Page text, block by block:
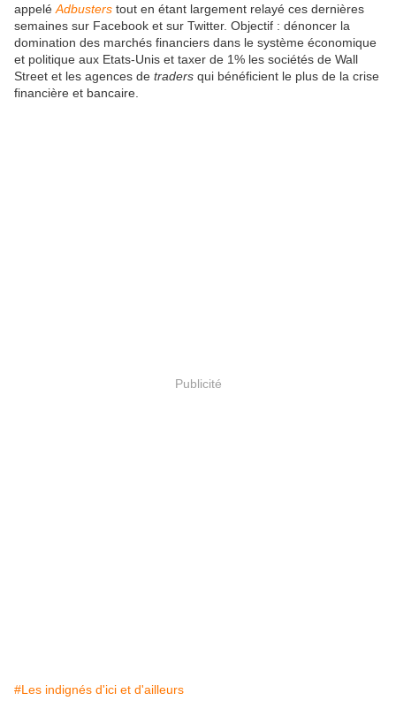
appelé Adbusters tout en étant largement relayé ces dernières
semaines sur Facebook et sur Twitter. Objectif : dénoncer la
domination des marchés financiers dans le système économique
et politique aux Etats-Unis et taxer de 1% les sociétés de Wall
Street et les agences de traders qui bénéficient le plus de la crise
financière et bancaire.
Publicité
#Les indignés d'ici et d'ailleurs